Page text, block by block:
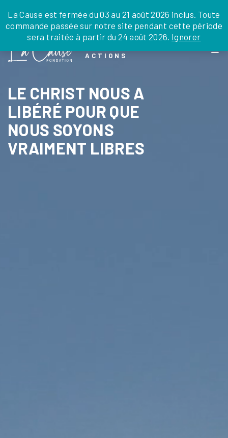
to
the
La Cause est fermée du 03 au 21 août 2026 inclus. Toute
commande passée sur notre site pendant cette période
sera traitée à partir du 24 août 2026. Ignorer
JE DONNE JE PARRAINE NOUS SOUTENIR
DEPUIS LA FRANCE
DEPUIS L’INTERNATIONAL
EN TANT QU’ORGANISATION
0 ARTICLE
ACTIONS
LE CHRIST NOUS A
LIBÉRÉ POUR QUE
NOUS SOYONS
VRAIMENT LIBRES